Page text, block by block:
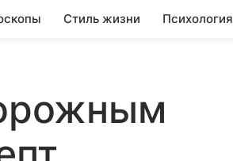
Стиль жизни Психология